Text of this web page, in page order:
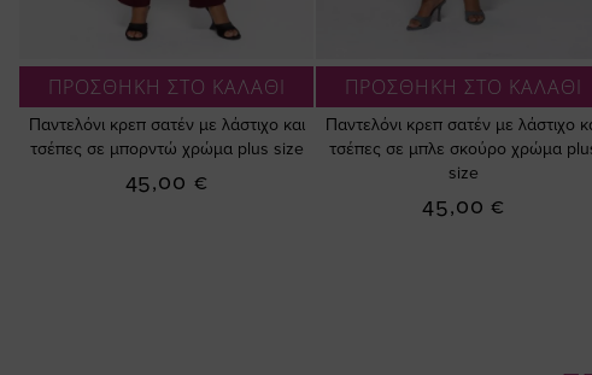
ΠΡΟΣΘΗΚΗ ΣΤΟ ΚΑΛΑΘΙ
Παντελόνι κρεπ σατέν με λάστιχο και
τσέπες σε μπορντώ χρώμα plus size
45,00 €
ΠΡΟΣΘΗΚΗ ΣΤΟ ΚΑΛΑΘΙ
Παντελόνι κρεπ σατέν με λάστιχο
τσέπες σε μπλε σκούρο χρώμα
size
45,00 €